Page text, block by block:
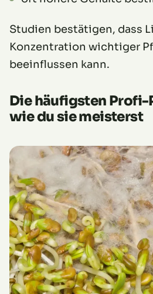
Studien bestätigen, dass
Konzentration wichtiger
beeinflussen kann.
Die häufigsten Profi-
wie du sie meisterst